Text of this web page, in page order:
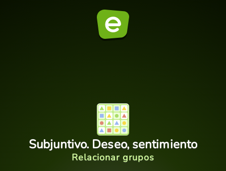
Subjuntivo. Deseo, sentimiento
Relacionar grupos